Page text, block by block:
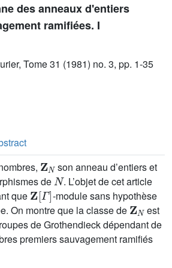
des anneaux d'entiers
ramifiées. I
Tome 31 (1981) no. 3, pp. 1-35
ZN
son anneau d’entiers et
de
N
. L’objet de cet article
que
Z[Γ]
-module sans hypothèse
On montre que la classe de
ZN
est
de Grothendieck dépendant de
premiers sauvagement ramifiés